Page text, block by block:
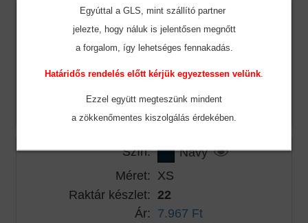
Szín:
Cream
Méret:
2XL
Ár: 7.967 Ft
Rendelt mennyiség:
Szín:
Navy
Méret: XS
Raktár készlet: 22
Ár: 7.967 Ft
Egyúttal a GLS, mint szállító partner
jelezte, hogy náluk is jelentősen megnőtt
a forgalom, így lehetséges fennakadás.
Határidős rendelés előtt kérjük egyeztessen velünk
Ezzel együtt megteszünk mindent
a zökkenőmentes kiszolgálás érdekében.